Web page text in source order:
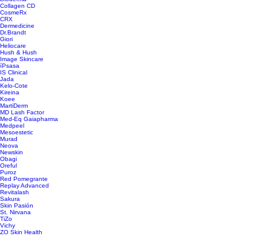
Collagen CD
CosmeRx
CRX
Dermedicine
Dr.Brandt
Giori
Heliocare
Hush & Hush
Image Skincare
íPsasa
IS Clinical
Jada
Kelo-Cote
Kireina
Koee
MartiDerm
MD Lash Factor
Med-Eq Gaiapharma
Medpeel
Mesoestetic
Murad
Neova
Newskin
Obagi
Oreful
Puroz
Red Pomegrante
Replay Advanced
Revitalash
Sakura
Skin Pasión
St. Nirvana
TiZo
Vichy
ZO Skin Health